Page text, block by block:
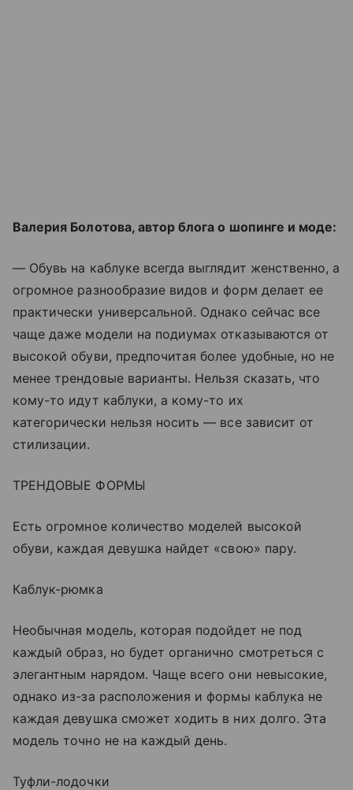
Валерия Болотова, автор блога о шопинге и моде:
— Обувь на каблуке всегда выглядит женственно, а
огромное разнообразие видов и форм делает ее
практически универсальной. Однако сейчас все
чаще даже модели на подиумах отказываются от
высокой обуви, предпочитая более удобные, но не
менее трендовые варианты. Нельзя сказать, что
кому-то идут каблуки, а кому-то их
категорически нельзя носить — все зависит от
стилизации.
ТРЕНДОВЫЕ ФОРМЫ
Есть огромное количество моделей высокой
обуви, каждая девушка найдет «свою» пару.
Каблук-рюмка
Необычная модель, которая подойдет не под
каждый образ, но будет органично смотреться с
элегантным нарядом. Чаще всего они невысокие,
однако из-за расположения и формы каблука не
каждая девушка сможет ходить в них долго. Эта
модель точно не на каждый день.
Туфли-лодочки